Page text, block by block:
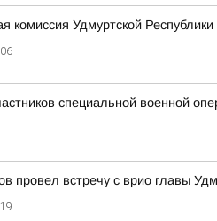
комиссия Удмуртской
специальной военной
провел встречу с врио главы